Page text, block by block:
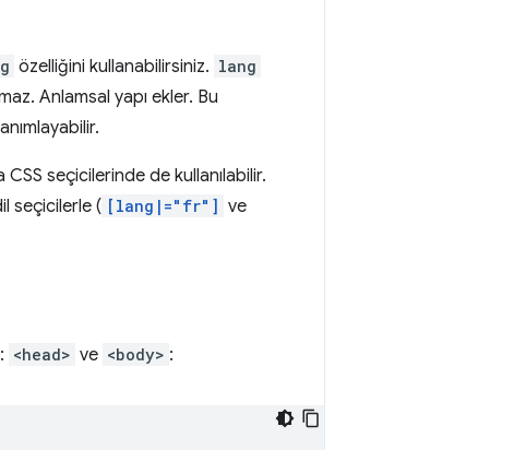
özelliğini kullanabilirsiniz. lang
Anlamsal yapı ekler. Bu
CSS seçicilerinde de kullanılabilir.
seçicilerle ( [lang|="fr"] ve
<head> ve <body> :